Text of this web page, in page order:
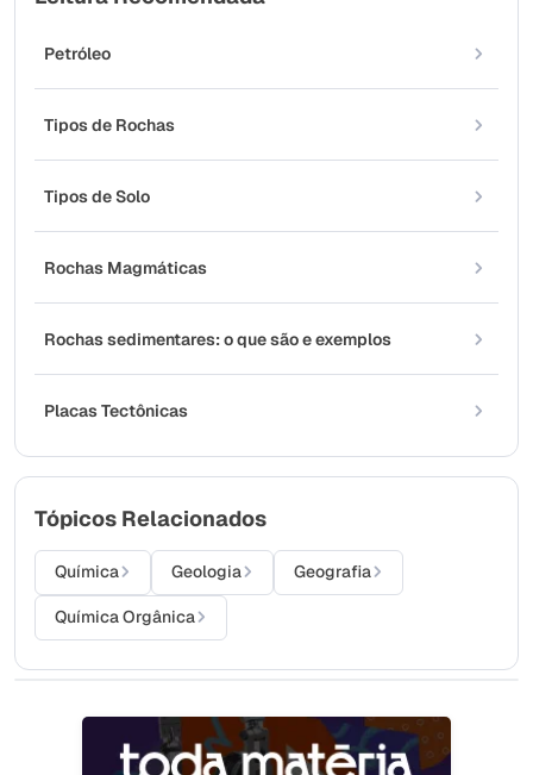
Petróleo
Tipos de Rochas
Tipos de Solo
Rochas Magmáticas
Rochas sedimentares: o que são e exemplos
Placas Tectônicas
Tópicos Relacionados
Química Geologia Geografia
Química Orgânica